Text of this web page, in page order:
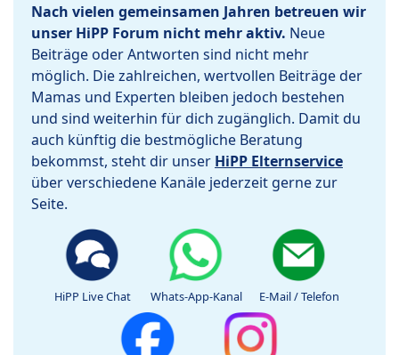
Nach vielen gemeinsamen Jahren betreuen wir
unser HiPP Forum nicht mehr aktiv. Neue
Beiträge oder Antworten sind nicht mehr
möglich. Die zahlreichen, wertvollen Beiträge der
Mamas und Experten bleiben jedoch bestehen
und sind weiterhin für dich zugänglich. Damit du
auch künftig die bestmögliche Beratung
bekommst, steht dir unser HiPP Elternservice
über verschiedene Kanäle jederzeit gerne zur
Seite.
HiPP Live Chat Whats-App-Kanal E-Mail / Telefon